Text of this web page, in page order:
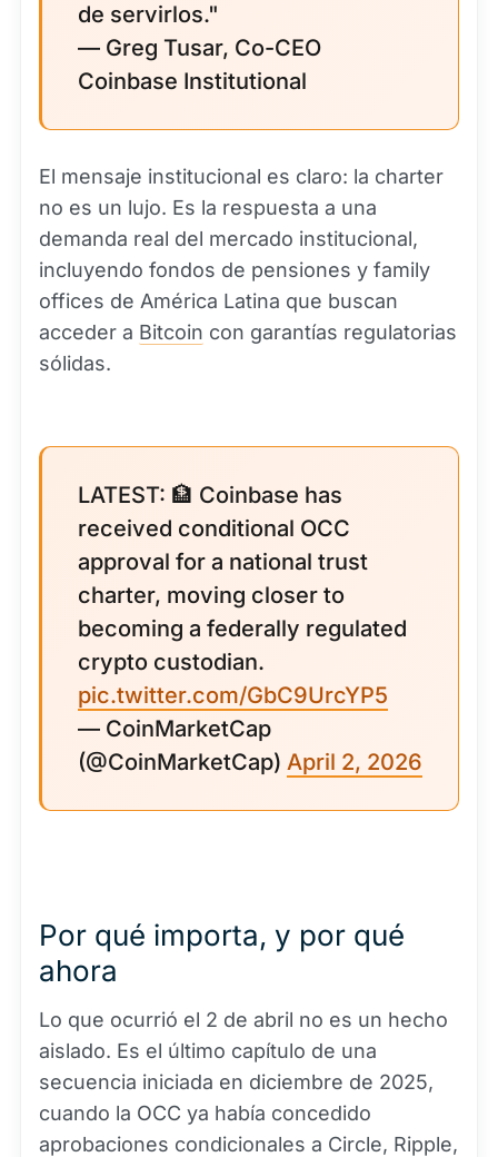
de servirlos."
— Greg Tusar, Co-CEO
Coinbase Institutional
El mensaje institucional es claro: la charter
no es un lujo. Es la respuesta a una
demanda real del mercado institucional,
incluyendo fondos de pensiones y family
offices de América Latina que buscan
acceder a Bitcoin con garantías regulatorias
sólidas.
LATEST: 🏦 Coinbase has
received conditional OCC
approval for a national trust
charter, moving closer to
becoming a federally regulated
crypto custodian.
pic.twitter.com/GbC9UrcYP5
— CoinMarketCap
(@CoinMarketCap) April 2, 2026
Por qué importa, y por qué
ahora
Lo que ocurrió el 2 de abril no es un hecho
aislado. Es el último capítulo de una
secuencia iniciada en diciembre de 2025,
cuando la OCC ya había concedido
aprobaciones condicionales a Circle, Ripple,